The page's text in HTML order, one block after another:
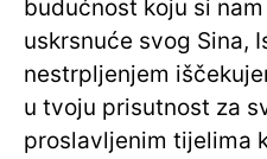
budućnost koju si
uskrsnuće svog Sina,
nestrpljenjem
u tvoju prisutnost za
proslavljenim tijelima